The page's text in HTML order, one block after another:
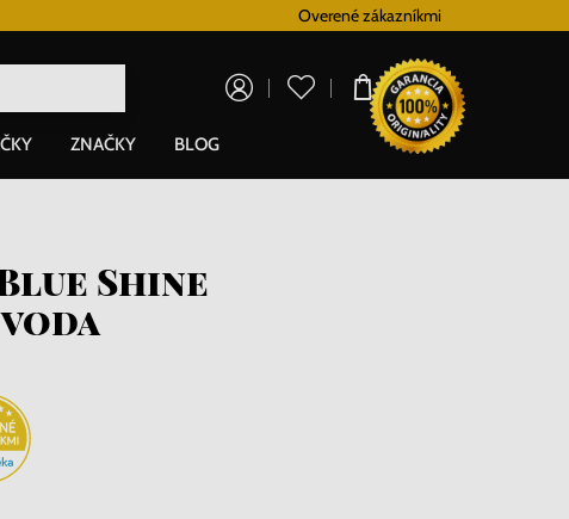
Overené zákazníkmi
0,00 €
ZNAČKY BLOG
Shine